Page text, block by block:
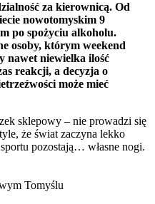
za kierownicą. Od
nowotomyskim 9
po spożyciu alkoholu.
osoby, którym weekend
nawet niewielka ilość
reakcji, a decyzja o
może mieć
sklepowy – nie prowadzi się
że świat zaczyna lekko
pozostają… własne nogi.
Tomyślu